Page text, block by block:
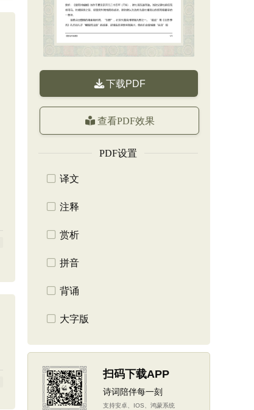
下载PDF
查看PDF效果
PDF设置
译文
注释
赏析
拼音
背诵
大字版
扫码下载APP
诗词陪伴每一刻
支持安卓、IOS、鸿蒙系统